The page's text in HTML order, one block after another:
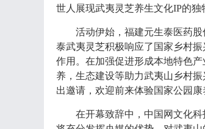
世人展现武夷灵芝养生文化IP的独
活动伊始，福建元生泰医药
泰武夷灵芝积极响应了国家乡村
作用。在加强促进形成本地特色
养，生态建设等助力武夷山乡村
出邀请，欢迎前来体验国家公园
在开幕致辞中，中国网文化